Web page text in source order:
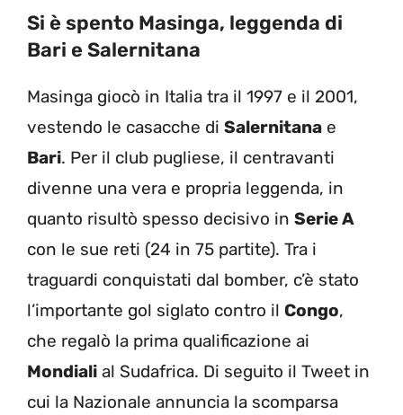
Si è spento Masinga, leggenda di
Bari e Salernitana
Masinga giocò in Italia tra il 1997 e il 2001,
vestendo le casacche di Salernitana e
Bari. Per il club pugliese, il centravanti
divenne una vera e propria leggenda, in
quanto risultò spesso decisivo in Serie A
con le sue reti (24 in 75 partite). Tra i
traguardi conquistati dal bomber, c’è stato
l’importante gol siglato contro il Congo,
che regalò la prima qualificazione ai
Mondiali al Sudafrica. Di seguito il Tweet in
cui la Nazionale annuncia la scomparsa